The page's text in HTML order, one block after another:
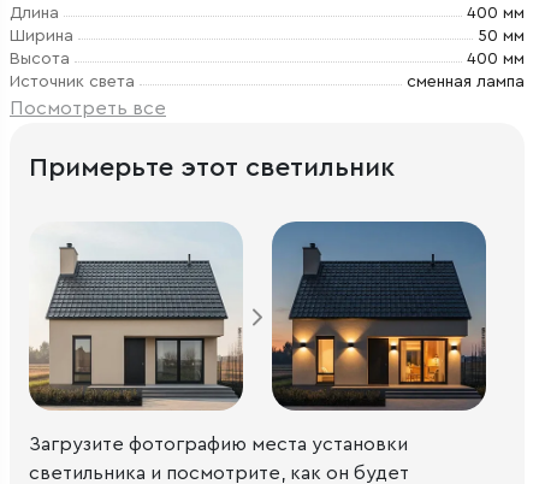
Длина
400 мм
Ширина
50 мм
Высота
400 мм
Источник света
сменная лампа
Посмотреть все
Примерьте этот светильник
Загрузите фотографию места установки
светильника и посмотрите, как он будет